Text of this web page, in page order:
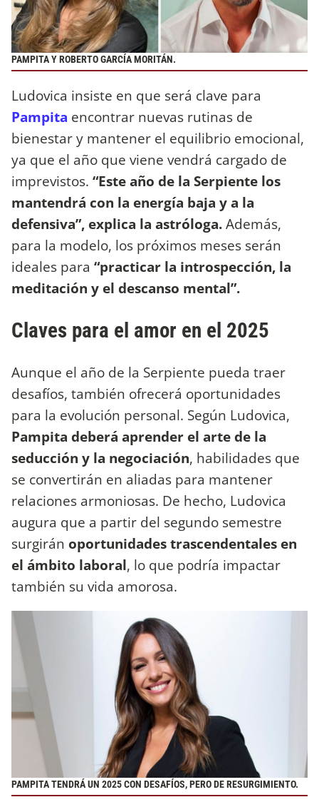
PAMPITA Y ROBERTO GARCÍA MORITÁN.
Ludovica insiste en que será clave para
Pampita encontrar nuevas rutinas de
bienestar y mantener el equilibrio emocional,
ya que el año que viene vendrá cargado de
imprevistos. “Este año de la Serpiente los
mantendrá con la energía baja y a la
defensiva”, explica la astróloga.Además,
para la modelo, los próximos meses serán
ideales para “practicar la introspección, la
meditación y el descanso mental”.
Claves para el amor en el 2025
Aunque el año de la Serpiente pueda traer
desafíos, también ofrecerá oportunidades
para la evolución personal. Según Ludovica,
Pampita deberá aprender el arte de la
seducción y la negociación, habilidades que
se convertirán en aliadas para mantener
relaciones armoniosas. De hecho, Ludovica
augura que a partir del segundo semestre
surgirán oportunidades trascendentales en
el ámbito laboral, lo que podría impactar
también su vida amorosa.
PAMPITA TENDRÁ UN 2025 CON DESAFÍOS, PERO DE RESURGIMIENTO.